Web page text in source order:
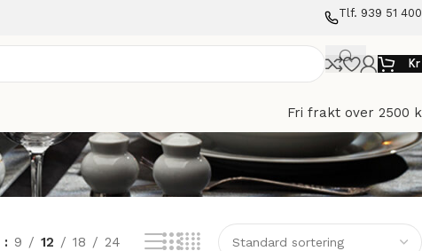
Tlf. 939 51 400
Kr
Fri frakt over 2500
9 12 18 24